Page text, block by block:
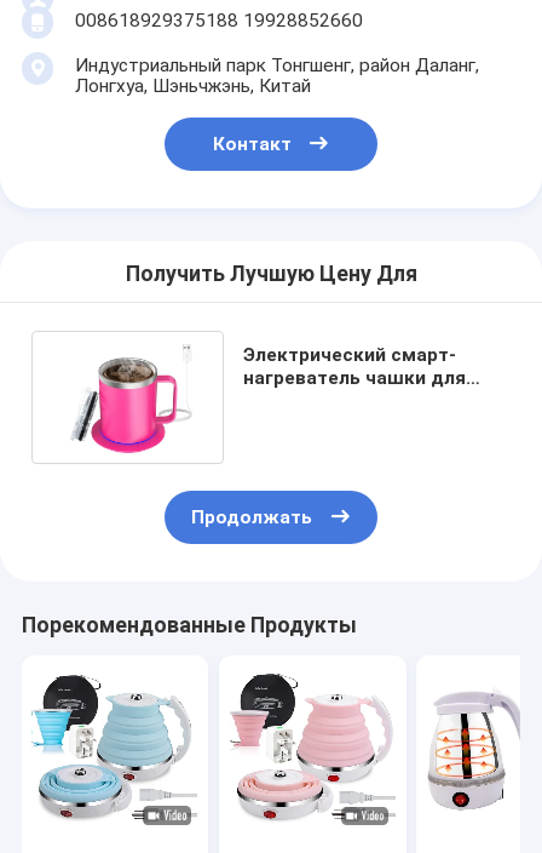
008618929375188 19928852660
Индустриальный парк Тонгшенг, район Даланг,
Лонгхуа, Шэньчжэнь, Китай
Контакт
Получить Лучшую Цену Для
Электрический смарт-
нагреватель чашки для
Продолжать
Порекомендованные Продукты